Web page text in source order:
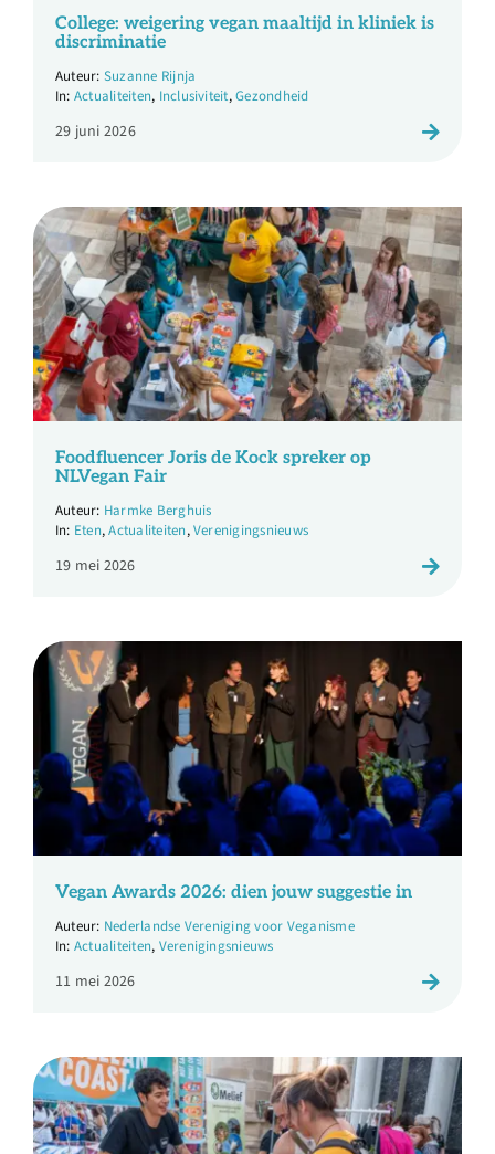
Over ons
Ondernemer
Doneren
Shop
English
College: weigering vegan maaltijd in kliniek is
discriminatie
Suzanne Rijnja
Actualiteiten, Inclusiviteit,Gezondheid
29 juni 2026
Foodfluencer Joris de Kock spreker op
NLVegan Fair
Harmke Berghuis
Eten,Actualiteiten,Verenigingsnieuws
19 mei 2026
Vegan Awards 2026: dien jouw suggestie in
Nederlandse Vereniging voor Veganisme
Actualiteiten, Verenigingsnieuws
11 mei 2026